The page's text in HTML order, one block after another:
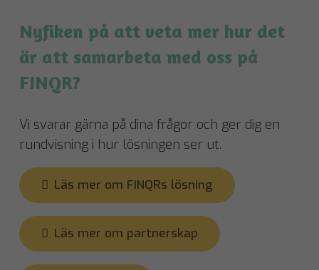
Nyfiken på att veta mer hur det
är att samarbeta med oss på
FINQR?
Vi svarar gärna på dina frågor och ger dig en
rundvisning i hur lösningen ser ut.
Läs mer om FINQRs lösning
Läs mer om partnerskap